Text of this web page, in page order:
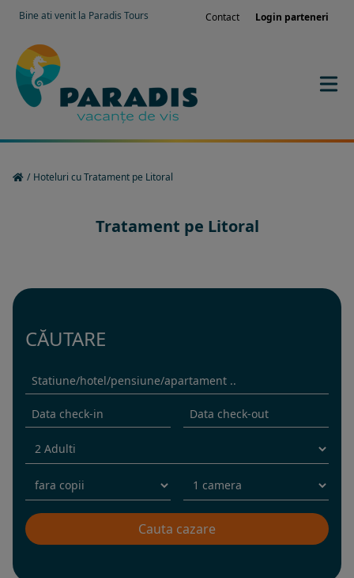
Bine ati venit la Paradis Tours Contact Login parteneri
/ Hoteluri cu Tratament pe Litoral
Tratament pe Litoral
CĂUTARE